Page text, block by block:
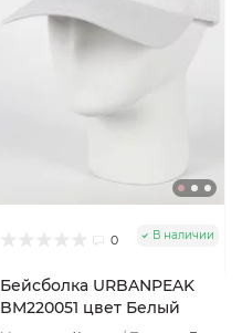
0 В наличии
Бейсболка URBANPEAK
BM220051 цвет Белый